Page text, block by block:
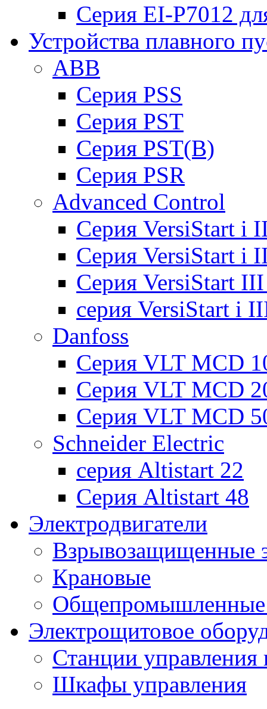
Серия EI-P7012
Устройства плавного
ABB
Cерия PSS
Cерия PST
Cерия PST(B)
Серия PSR
Advanced Control
Cерия VersiStart i
Cерия VersiStart i
Cерия VersiStart
серия VersiStart i
Danfoss
Серия VLT MCD
Серия VLT MCD
Серия VLT MCD
Schneider Electric
серия Altistart 22
Серия Altistart 48
Электродвигатели
Взрывозащищенные
Крановые
Общепромышленные
Электрощитовое
Станции управления
Шкафы управления